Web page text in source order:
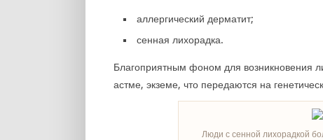
аллергический дерматит;
сенная лихорадка.
Благоприятным фоном для возникновения
астме, экземе, что передаются на
Люди с сенной лихорадкой